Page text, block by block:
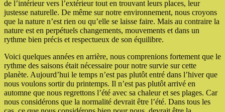
de l’intérieur vers l’extérieur tout en trouvant leurs places, leur
justesse naturelle. De même sur notre environnement, nous croyons
que la nature n’est rien ou qu’elle se laisse faire. Mais au contraire la
nature est en perpétuels changements, mouvements et dans un
rythme bien précis et respectueux de son équilibre.
Voici quelques années en arrière, nous comprenions fortement que le
rythme des saisons était nécessaire pour notre survie sur cette
planète. Aujourd’hui le temps n’est pas plutôt entré dans l’hiver que
nous voulons sortir du printemps. Il n’est pas plutôt arrivé en
automne que nous regrettons l’été avec sa chaleur et ses plages. Car
nous considérons que la normalité devrait être l’été. Dans tous les